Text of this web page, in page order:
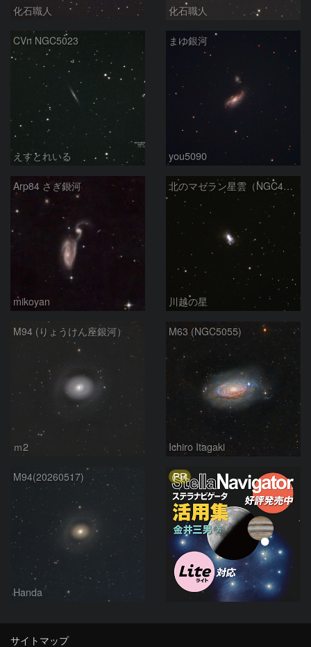
化石職人 化石職人
CVn NGC5023
えすとれいる
まゆ銀河
you5090
Arp84 さぎ銀河
mikoyan
北のマゼラン星雲（NGC4440)
川越の星
M94 (りょうけん座銀河）
ｍ2
M63 (NGC5055)
Ichiro Itagaki
M94(20260517)
Handa
PR
サイトマップ